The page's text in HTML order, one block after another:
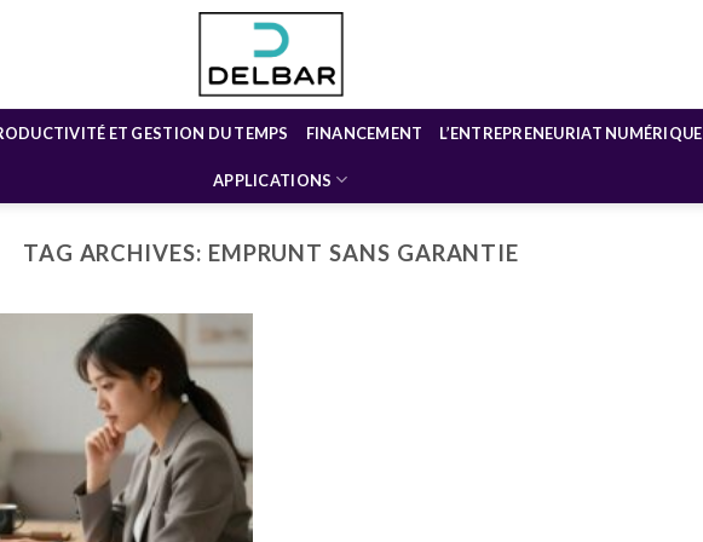
ET GESTION DU TEMPS FINANCEMENT L’ENTREPRENEURIAT NUMÉRIQUE
APPLICATIONS
TAG ARCHIVES: EMPRUNT SANS GARANTIE